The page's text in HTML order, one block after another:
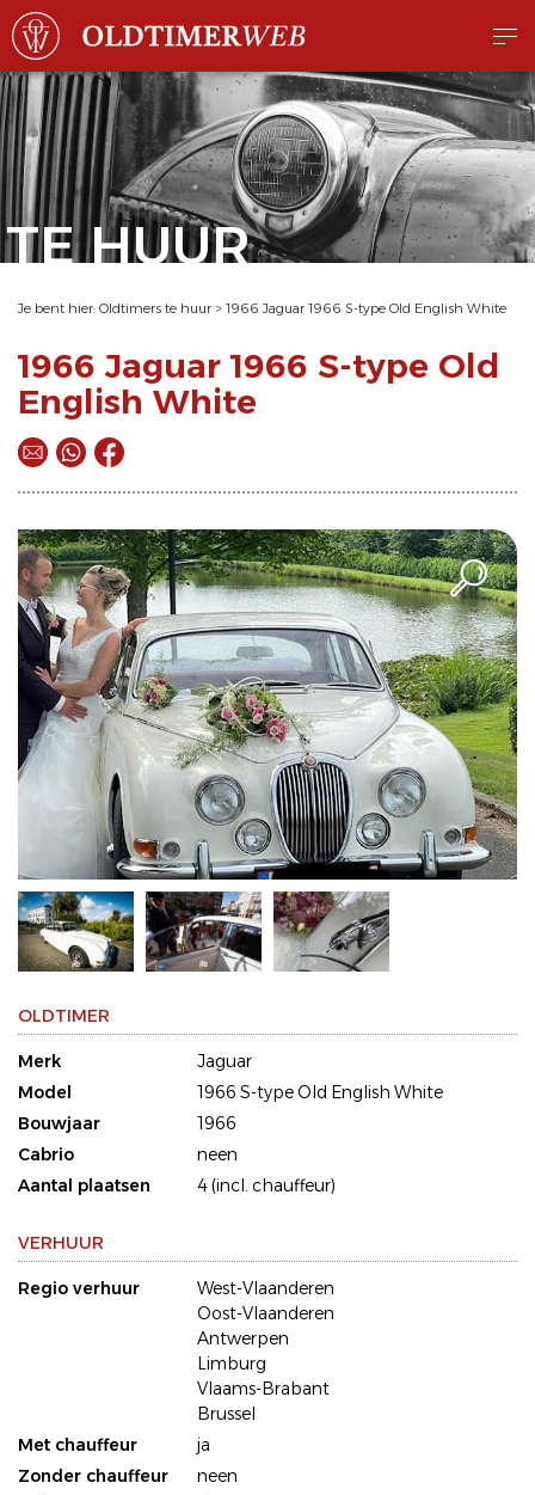
TE HUUR
Je bent hier: Oldtimers te huur > 1966 Jaguar 1966 S-type Old English White
1966 Jaguar 1966 S-type Old
English White
OLDTIMER
Merk
Jaguar
Model
1966 S-type Old English White
Bouwjaar
1966
Cabrio
neen
Aantal plaatsen
4 (incl. chauffeur)
VERHUUR
Regio verhuur
West-Vlaanderen
Oost-Vlaanderen
Antwerpen
Limburg
Vlaams-Brabant
Brussel
Met chauffeur
ja
Zonder chauffeur
neen